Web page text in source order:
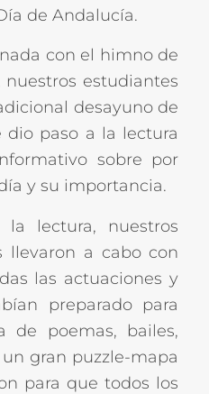
de Andalucía.
con el himno de
estudiantes
desayuno de
dio paso a la lectura
sobre por
y su importancia.
la lectura, nuestros
llevaron a cabo con
las actuaciones y
preparado para
de poemas, bailes,
gran puzzle-mapa
para que todos los